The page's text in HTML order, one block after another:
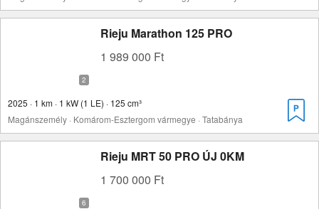
Rieju Marathon 125 PRO
1 989 000 Ft
2025 · 1 km · 1 kW (1 LE) · 125 cm³
Magánszemély · Komárom-Esztergom vármegye · Tatabánya
Rieju MRT 50 PRO ÚJ 0KM
1 700 000 Ft